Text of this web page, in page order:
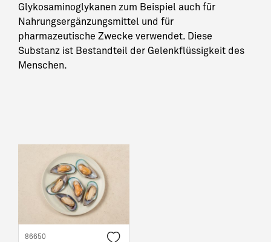
Glykosaminoglykanen zum Beispiel auch für
Nahrungsergänzungsmittel und für
pharmazeutische Zwecke verwendet. Diese
Substanz ist Bestandteil der Gelenkflüssigkeit des
Menschen.
86650